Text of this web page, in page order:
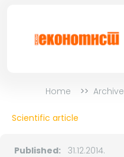
Home Archive
Scientific article
Published: 31.12.2014.